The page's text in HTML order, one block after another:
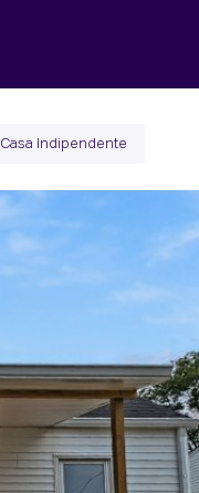
Casa Indipendente